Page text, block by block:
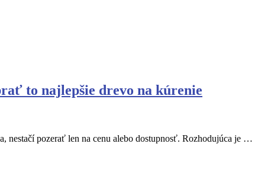
to najlepšie drevo na kúrenie
nestačí pozerať len na cenu alebo dostupnosť. Rozhodujúca je …